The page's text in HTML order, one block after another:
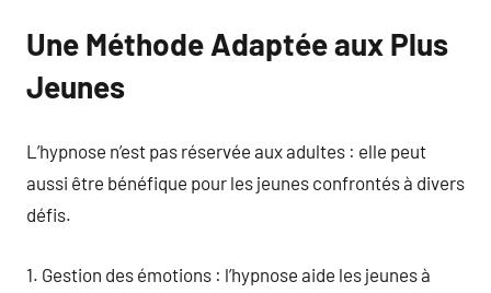
Une Méthode Adaptée aux Plus
Jeunes
L’hypnose n’est pas réservée aux adultes : elle peut
aussi être bénéfique pour les jeunes confrontés à divers
défis.
1. Gestion des émotions : l’hypnose aide les jeunes à